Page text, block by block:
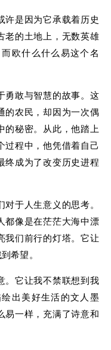
许是因为它承载着历史
老的土地上，无数英雄
欧什么什么易这个名
勇敢与智慧的故事。这
的农民，却因为一次偶
的秘密。从此，他踏上
过程中，他凭借着自己
终成为了改变历史进程
于人生意义的思考。
都像是在茫茫大海中漂
我们前行的灯塔。它让
希望。
。它让我不禁联想到我
出美好生活的文人墨
易一样，充满了诗意和